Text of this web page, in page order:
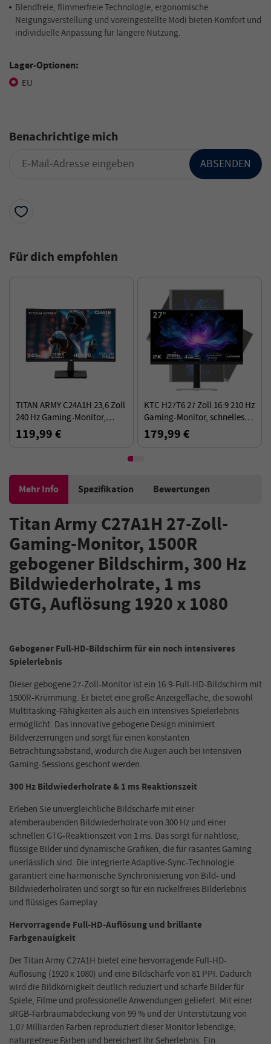
Blendfreie, flimmerfreie Technologie, ergonomische
Neigungsverstellung und voreingestellte Modi bieten Komfort und
individuelle Anpassung für längere Nutzung.
Lager-Optionen:
EU
Benachrichtige mich
ABSENDEN
Für dich empfohlen
TITAN ARMY C24A1H 23,6 Zoll
240 Hz Gaming-Monitor,
gebogenes 1500R-Display, 1
ms MPRT, Auflösung 1920 x
119,99 €
KTC H27T6 27 Zoll 16:9 210 Hz
Gaming-Monitor, schnelles
IPS-Panel, 2K-QHD-
Auflösung, HDR400, 1 ms GTG
179,99 €
Mehr Info Spezifikation Bewertungen
Titan Army C27A1H 27-Zoll-
Gaming-Monitor, 1500R
gebogener Bildschirm, 300 Hz
Bildwiederholrate, 1 ms
GTG, Auflösung 1920 x 1080
Gebogener Full-HD-Bildschirm für ein noch intensiveres
Spielerlebnis
Dieser gebogene 27-Zoll-Monitor ist ein 16:9-Full-HD-Bildschirm mit
1500R-Krümmung. Er bietet eine große Anzeigefläche, die sowohl
Multitasking-Fähigkeiten als auch ein intensives Spielerlebnis
ermöglicht. Das innovative gebogene Design minimiert
Bildverzerrungen und sorgt für einen konstanten
Betrachtungsabstand, wodurch die Augen auch bei intensiven
Gaming-Sessions geschont werden.
300 Hz Bildwiederholrate & 1 ms Reaktionszeit
Erleben Sie unvergleichliche Bildschärfe mit einer
atemberaubenden Bildwiederholrate von 300 Hz und einer
schnellen GTG-Reaktionszeit von 1 ms. Das sorgt für nahtlose,
flüssige Bilder und dynamische Grafiken, die für rasantes Gaming
unerlässlich sind. Die integrierte Adaptive-Sync-Technologie
garantiert eine harmonische Synchronisierung von Bild- und
Bildwiederholraten und sorgt so für ein ruckelfreies Bilderlebnis
und flüssiges Gameplay.
Hervorragende Full-HD-Auflösung und brillante
Farbgenauigkeit
Der Titan Army C27A1H bietet eine hervorragende Full-HD-
Auflösung (1920 x 1080) und eine Bildschärfe von 81 PPI. Dadurch
wird die Bildkörnigkeit deutlich reduziert und scharfe Bilder für
Spiele, Filme und professionelle Anwendungen geliefert. Mit einer
sRGB-Farbraumabdeckung von 99 % und der Unterstützung von
1,07 Milliarden Farben reproduziert dieser Monitor lebendige,
naturgetreue Farben und bereichert Ihr Seherlebnis. Ein